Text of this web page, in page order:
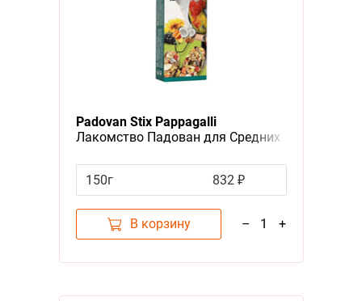
Padovan Stix Pappagalli
Лакомство Падован для Средних
Фруктовые
150г 832 ₽
В корзину – 1 +